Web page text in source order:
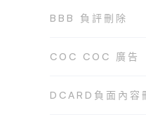
BBB 負評刪除
COC COC 廣告
DCARD負面內容